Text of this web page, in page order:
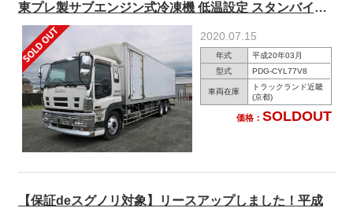
東プレ製サブエンジン式冷凍機 低温設定 スタンバイ装
置付 ジョルダー4列 冷凍機稼働確認OK
2020.07.15
年式
平成20年03月
型式
PDG-CYL77V8
車両在庫
トラックランド近畿
(京都)
価格： SOLDOUT
【保証deスグノリ対象】リースアップしました！平成